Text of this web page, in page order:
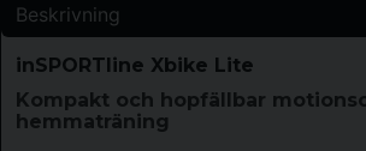
Beskrivning
inSPORTline Xbike Lite
Kompakt och hopfällbar
hemmaträning